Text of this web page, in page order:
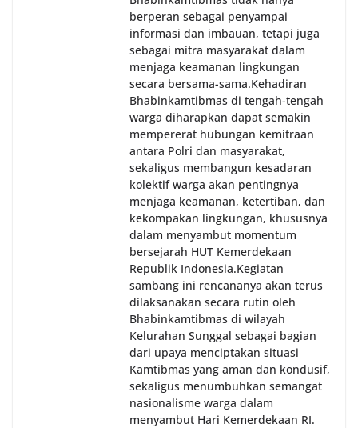
berperan sebagai penyampai
informasi dan imbauan, tetapi juga
sebagai mitra masyarakat dalam
menjaga keamanan lingkungan
secara bersama-sama.‎‎Kehadiran
Bhabinkamtibmas di tengah-tengah
warga diharapkan dapat semakin
mempererat hubungan kemitraan
antara Polri dan masyarakat,
sekaligus membangun kesadaran
kolektif warga akan pentingnya
menjaga keamanan, ketertiban, dan
kekompakan lingkungan, khususnya
dalam menyambut momentum
bersejarah HUT Kemerdekaan
Republik Indonesia.‎Kegiatan
sambang ini rencananya akan terus
dilaksanakan secara rutin oleh
Bhabinkamtibmas di wilayah
Kelurahan Sunggal sebagai bagian
dari upaya menciptakan situasi
Kamtibmas yang aman dan kondusif,
sekaligus menumbuhkan semangat
nasionalisme warga dalam
menyambut Hari Kemerdekaan RI.